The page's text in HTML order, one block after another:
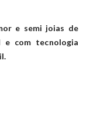
e semi joias de
e com tecnologia